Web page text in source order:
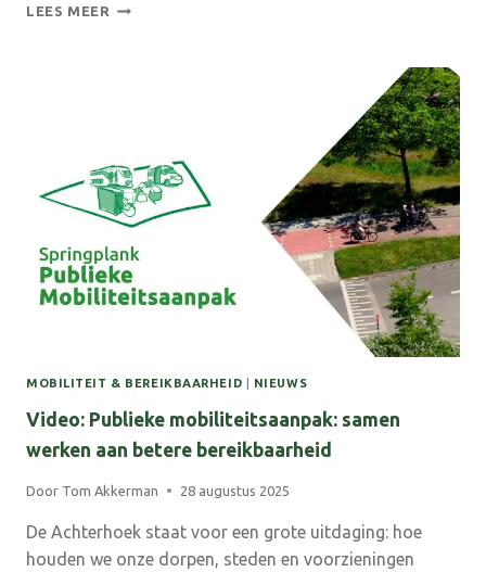
LEES MEER JONGEREN
DE
ACHTERHOEK
MOBILITEIT & BEREIKBAARHEID NIEUWS
Video: Publieke mobiliteitsaanpak: samen
werken aan betere bereikbaarheid
Door Tom Akkerman 28 augustus 2025
De Achterhoek staat voor een grote uitdaging: hoe
houden we onze dorpen, steden en voorzieningen